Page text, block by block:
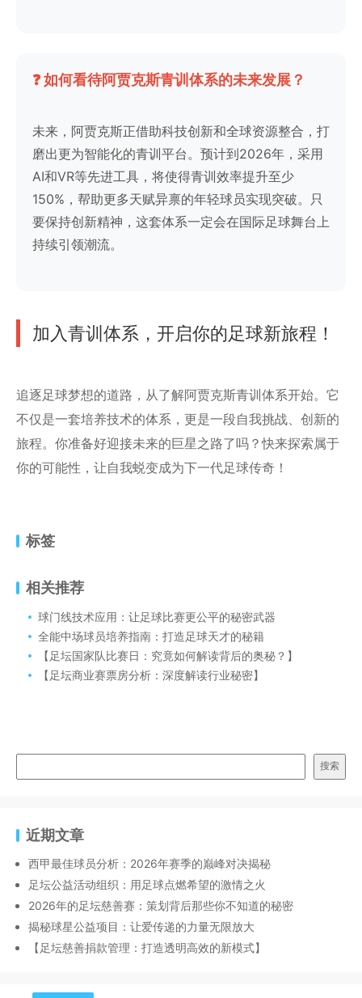
❓ 如何看待阿贾克斯青训体系的未来发展？
未来，阿贾克斯正借助科技创新和全球资源整合，打
磨出更为智能化的青训平台。预计到2026年，采用
AI和VR等先进工具，将使得青训效率提升至少
150%，帮助更多天赋异禀的年轻球员实现突破。只
要保持创新精神，这套体系一定会在国际足球舞台上
持续引领潮流。
加入青训体系，开启你的足球新旅程！
追逐足球梦想的道路，从了解阿贾克斯青训体系开始。它
不仅是一套培养技术的体系，更是一段自我挑战、创新的
旅程。你准备好迎接未来的巨星之路了吗？快来探索属于
你的可能性，让自我蜕变成为下一代足球传奇！
标签
相关推荐
球门线技术应用：让足球比赛更公平的秘密武器
全能中场球员培养指南：打造足球天才的秘籍
【足坛国家队比赛日：究竟如何解读背后的奥秘？】
【足坛商业赛票房分析：深度解读行业秘密】
搜索
近期文章
西甲最佳球员分析：2026年赛季的巅峰对决揭秘
足坛公益活动组织：用足球点燃希望的激情之火
2026年的足坛慈善赛：策划背后那些你不知道的秘密
揭秘球星公益项目：让爱传递的力量无限放大
【足坛慈善捐款管理：打造透明高效的新模式】